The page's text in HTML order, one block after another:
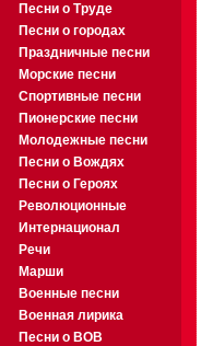
Песни о Труде
Песни о городах
Праздничные песни
Морские песни
Спортивные песни
Пионерские песни
Молодежные песни
Песни о Вождях
Песни о Героях
Революционные
Интернационал
Речи
Марши
Военные песни
Военная лирика
Песни о ВОВ